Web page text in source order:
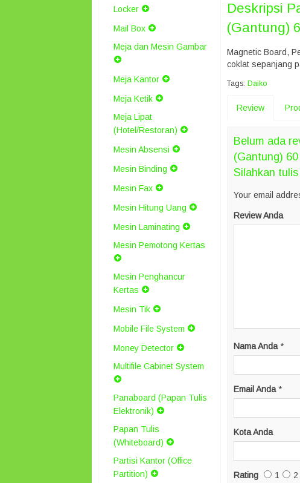
Locker
Mail Box
Meja dan Mesin Gambar
Meja Kantor
Meja Ketik
Meja Lipat
(Hotel/Restoran)
Mesin Absensi
Mesin Binding
Mesin Fax
Mesin Hitung Uang
Mesin Laminating
Mesin Pemotong Kertas
Mesin Penghancur
Kertas
Mesin Tik
Mobile File System
Money Detector
Multifile Cabinet System
Panaboard (Papan Tulis
Elektronik)
Papan Tulis
(Whiteboard)
Partisi Kantor (Office
Partition)
Deskripsi
(Gantung)
Magnetic Board,
coklat sepanjang
Tags: Daiko
Review
Belum ada
(Gantung)
Silahkan
Your email
Review Anda
Nama Anda *
Email Anda *
Kota Anda
Rating 1 2